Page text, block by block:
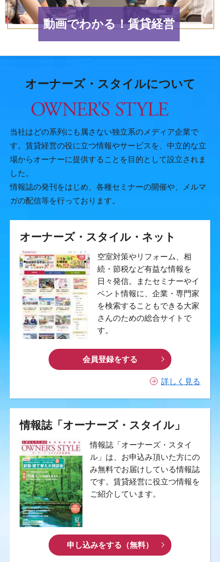
動画でわかる！賃貸経営
オーナーズ・スタイルについて
当社はどの系列にも属さない独立系のメディア企業で
す。賃貸経営の役に立つ情報やサービスを、中立的な立
場からオーナーに提供することを目的として設立されま
した。
情報誌の発刊をはじめ、各種セミナーの開催や、メルマ
ガの配信等を行っております。
オーナーズ・スタイル・ネット
空室対策やリフォーム、相
続・節税など有益な情報を
日々発信。またセミナーやイ
ベント情報に、企業・専門家
を検索することもできる大家
さんのための総合サイトで
す。
会員登録をする
詳しく見る
情報誌「オーナーズ・スタイル」
情報誌「オーナーズ・スタイ
ル」は、お申込み頂いた方にの
み無料でお届けしている情報誌
です。賃貸経営に役立つ情報を
ご紹介しています。
申し込みをする（無料）